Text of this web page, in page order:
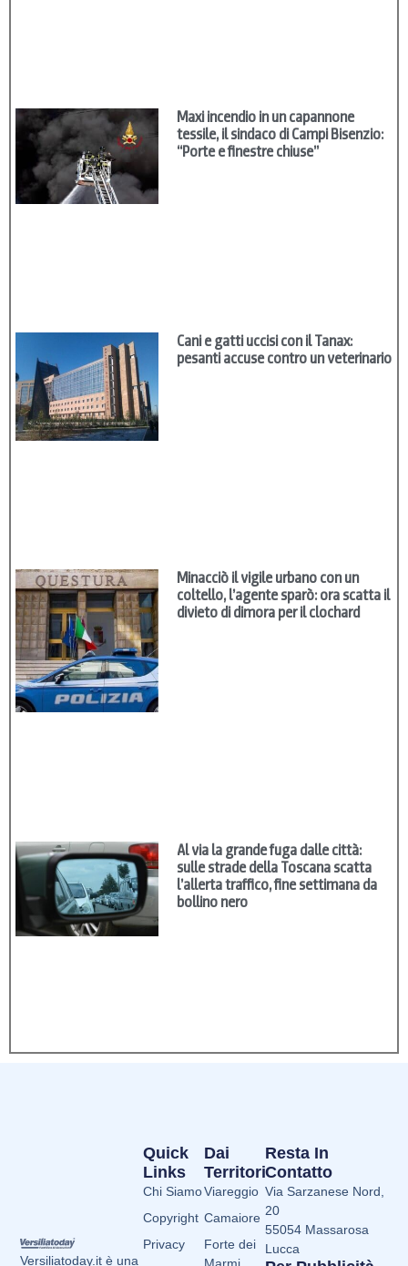
Maxi incendio in un capannone
tessile, il sindaco di Campi Bisenzio:
“Porte e finestre chiuse”
Cani e gatti uccisi con il Tanax:
pesanti accuse contro un veterinario
Minacciò il vigile urbano con un
coltello, l’agente sparò: ora scatta il
divieto di dimora per il clochard
Al via la grande fuga dalle città:
sulle strade della Toscana scatta
l’allerta traffico, fine settimana da
bollino nero
Versiliatoday.it è una
Dai
Territori
Viareggio
Camaiore
Forte dei
Quick
Links
Chi Siamo
Copyright
Privacy
Resta In
Contatto
Via Sarzanese Nord,
20
55054 Massarosa
Lucca